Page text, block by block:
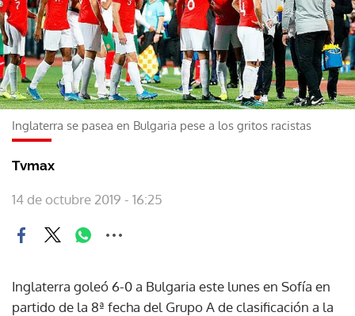
Inglaterra se pasea en Bulgaria pese a los gritos racistas
Tvmax
14 de octubre 2019 - 16:25
Inglaterra goleó 6-0 a Bulgaria este lunes en Sofía en
partido de la 8ª fecha del Grupo A de clasificación a la